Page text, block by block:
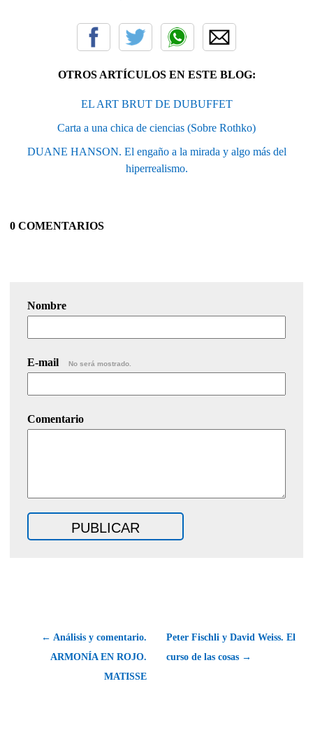
OTROS ARTÍCULOS EN ESTE BLOG:
EL ART BRUT DE DUBUFFET
Carta a una chica de ciencias (Sobre Rothko)
DUANE HANSON. El engaño a la mirada y algo más del
hiperrealismo.
0 COMENTARIOS
Nombre
E-mail No será mostrado.
Comentario
← Análisis y comentario.
ARMONÍA EN ROJO.
MATISSE
Peter Fischli y David Weiss. El
curso de las cosas →